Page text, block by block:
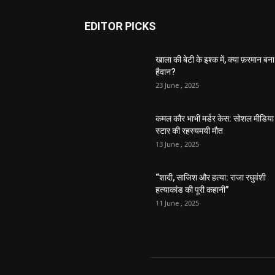
EDITOR PICKS
खाला की बेटी के इश्क में, क्या फ़रमान बना
हैवान?
23 June , 2025
कमल कौर भाभी मर्डर केस: सोशल मीडिया
स्टार की रहस्यमयी मौत
13 June , 2025
“शादी, साजिश और हत्या: राजा रघुवंशी
हत्याकांड की पूरी कहानी”
11 June , 2025